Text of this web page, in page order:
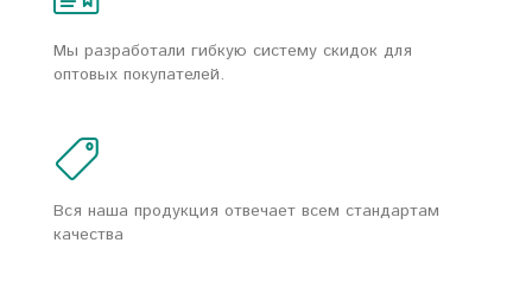
Мы разработали гибкую систему скидок для
оптовых покупателей.
Вся наша продукция отвечает всем стандартам
качества